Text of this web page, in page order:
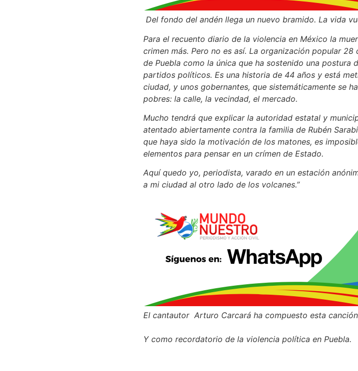
Del fondo del andén llega un nuevo bramido. La vida
Para el recuento diario de la violencia en México la
crimen más. Pero no es así. La organización popular
de Puebla como la única que ha sostenido una
partidos políticos. Es una historia de 44 años y está
ciudad, y unos gobernantes, que sistemáticamente se
pobres: la calle, la vecindad, el mercado.
Mucho tendrá que explicar la autoridad estatal y
atentado abiertamente contra la familia de Rubén
que haya sido la motivación de los matones, es
elementos para pensar en un crímen de Estado.
Aquí quedo yo, periodista, varado en un estación
a mi ciudad al otro lado de los volcanes.”
El cantautor Arturo Carcará ha compuesto esta
Y como recordatorio de la violencia política en Puebla.